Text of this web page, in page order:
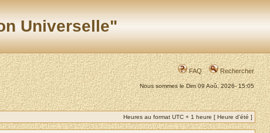
Universelle"
FAQ Rechercher
Nous sommes le Dim 09 Aoû, 2026- 15:05
Heures au format UTC + 1 heure [ Heure d’été ]